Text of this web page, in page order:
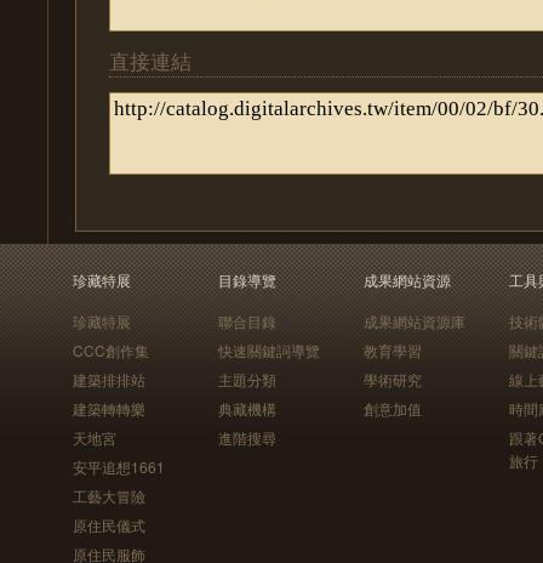
直接連結
珍藏特展
珍藏特展
CCC創作集
建築排排站
建築轉轉樂
天地宮
安平追想1661
工藝大冒險
原住民儀式
原住民服飾
目錄導覽
聯合目錄
快速關鍵詞導覽
主題分類
典藏機構
進階搜尋
成果網站資源
成果網站資源庫
教育學習
學術研究
創意加值
工具
技術
關鍵
線上
時間
跟
旅行